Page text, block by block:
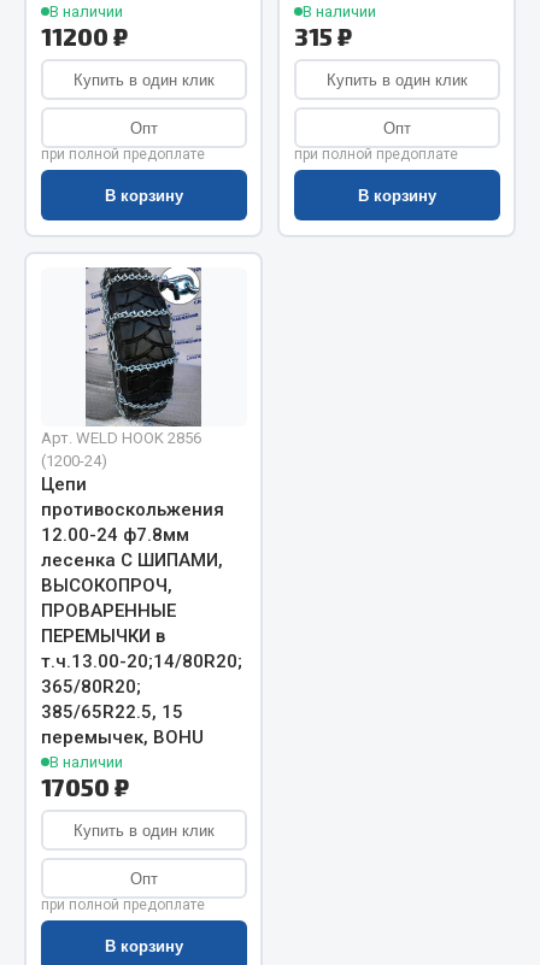
Электрооборудование
Показать ещё
Весь раздел
Запчасти Урал
Мост задний
Система питания
Система выпуска газа
Система охлаждения
Сцепление
Тормозная система
Весь раздел
Запчасти ЯМЗ
Двигатель
Система питания
Система выпуска газа
Система охлаждения
Коробка передач
Рулевое управление
Тормозная система
Показать ещё
В наличии
11200 ₽
Купить в один клик
Опт
при полной предоплате
В корзину
В наличии
315 ₽
Купить в один клик
Опт
при полной предоплате
В корзину
Арт. WELD HOOK 2856
(1200-24)
Цепи
противоскольжения
12.00-24 ф7.8мм
лесенка С ШИПАМИ,
ВЫСОКОПРОЧ,
ПРОВАРЕННЫЕ
ПЕРЕМЫЧКИ в
т.ч.13.00-20;14/80R20;
365/80R20;
385/65R22.5, 15
перемычек, BOHU
В наличии
17050 ₽
Купить в один клик
Опт
при полной предоплате
В корзину